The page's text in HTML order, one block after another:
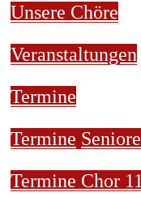
Unsere Chöre
Veranstaltungen
Termine
Termine
Termine Chor